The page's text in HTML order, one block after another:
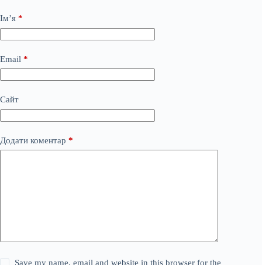
Ім’я *
Email *
Сайт
Додати коментар *
Save my name, email and website in this browser for the